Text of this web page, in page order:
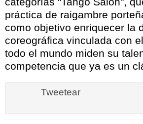
práctica de raigambre
como objetivo enriquecer la
coreográfica vinculada con
todo el mundo miden su
competencia que ya es un
Tweetear